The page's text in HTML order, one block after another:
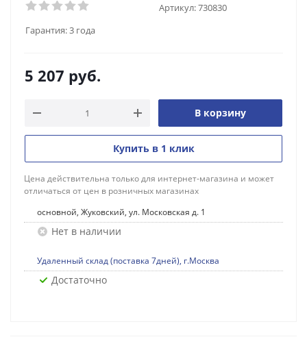
Артикул:730830
Гарантия:3 года
5 207 руб.
В корзину
Купить в 1 клик
Цена действительна только для интернет-магазина и может
отличаться от цен в розничных магазинах
основной, Жуковский, ул. Московская д. 1
Нет в наличии
Удаленный склад (поставка 7дней), г.Москва
Достаточно